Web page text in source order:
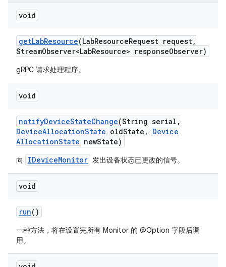
void
getLabResource(LabResourceRequest request,
StreamObserver<LabResource> responseObserver)
gRPC 请求处理程序。
void
notifyDeviceStateChange(String serial ,
DeviceAllocationState oldState ,
Device
AllocationState newState)
向 IDeviceMonitor 发出设备状态已更改的信号。
void
run()
一种方法，将在设置完所有 Monitor 的 @Option 字段后调
用。